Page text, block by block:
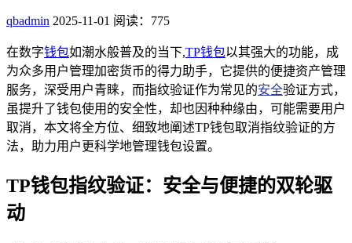
qbadmin 2025-11-01 阅读：775
在数字钱包如潮水般普及的当下,TP钱包以其强大的功能，成
为众多用户管理加密货币的得力助手，它提供的便捷资产管理
服务，深受用户青睐，而指纹验证作为常见的安全验证方式，
虽提升了钱包使用的安全性，却也因种种缘由，可能需要用户
取消，本文将全方位、细致地阐述TP钱包取消指纹验证的方
法，助力用户更科学地管理钱包设置。
TP钱包指纹验证：安全与便捷的双轮驱
动